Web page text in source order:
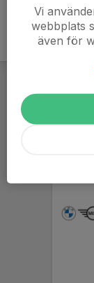
Vi
webbplats
även för